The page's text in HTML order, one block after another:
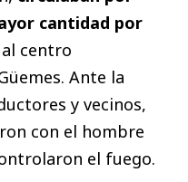
cantidad por
centro
Ante la
y vecinos,
con el hombre
el fuego.